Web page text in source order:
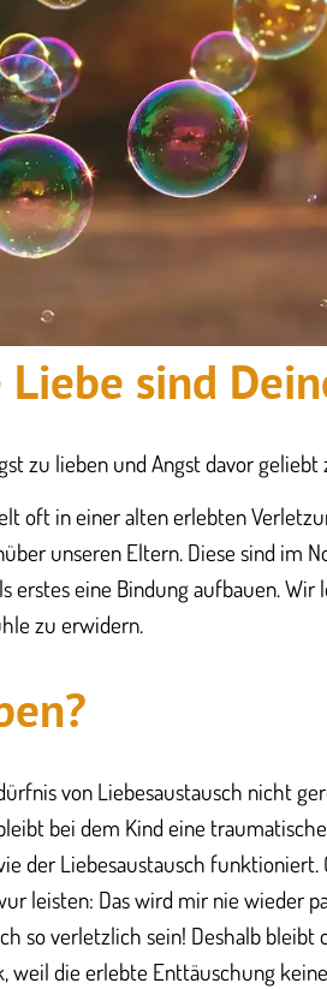
sind
zu lieben und Angst davor geliebt
oft in einer alten erlebten
unseren Eltern. Diese sind im
erstes eine Bindung aufbauen.
zu erwidern.
von Liebesaustausch nicht
bei dem Kind eine
der Liebesaustausch funktioniert.
leisten: Das wird mir nie wieder
so verletzlich sein! Deshalb bleibt
weil die erlebte Enttäuschung